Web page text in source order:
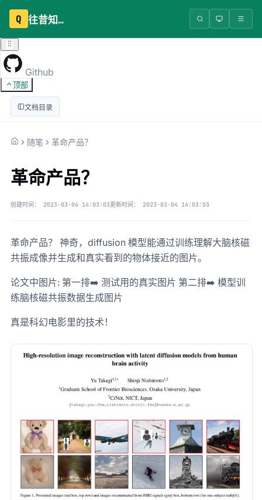
Q 往昔知识库
Github
顶部
文档目录
随笔 革命产品？
革命产品？
创建时间： 2023-03-04 14:03:03更新时间： 2023-03-04 14:03:03
革命产品？ 神奇，diffusion 模型能通过训练理解大脑核磁
共振成像并生成和真实看到的物体接近的图片。
论文中图片: 第一排➡️ 测试用的真实图片 第二排➡️ 模型训
练脑核磁共振数据生成图片
真是科幻电影里的技术！